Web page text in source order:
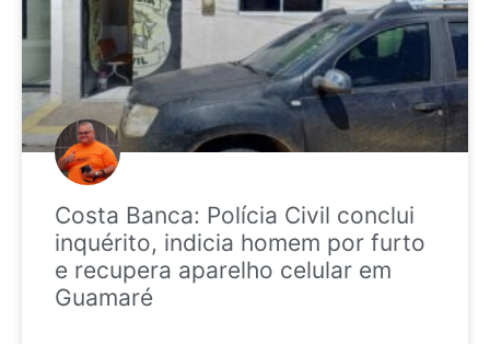
Costa Banca: Polícia Civil conclui
inquérito, indicia homem por furto
e recupera aparelho celular em
Guamaré